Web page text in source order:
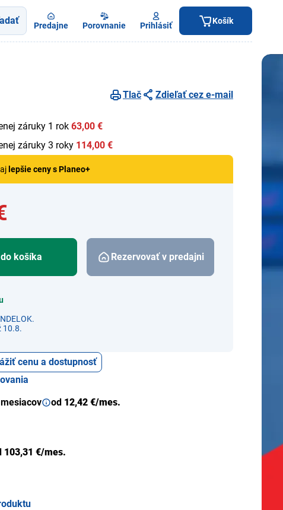
Predajne Porovnanie Prihlásiť Košík
Tlač
Zdieľať cez e-mail
záruky 1 rok 63,00 €
záruky 3 roky 114,00 €
lepšie ceny s Planeo+
košíka
10.8.
Rezervovať v predajni
cenu a dostupnosť
od 12,42 €/mes.
103,31 €/mes.